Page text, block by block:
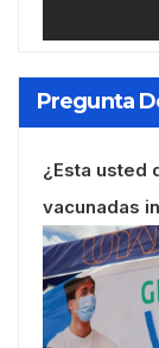
Pregunta
¿Esta usted
vacunadas